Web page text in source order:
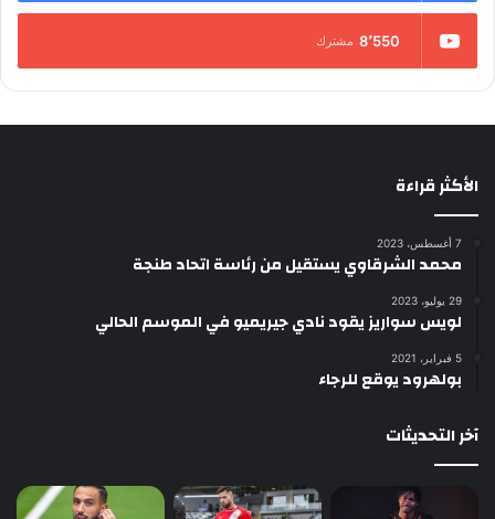
8٬550 مشترك
الأكثر قراءة
7 أغسطس، 2023
محمد الشرقاوي يستقيل من رئاسة اتحاد طنجة
29 يوليو، 2023
لويس سواريز يقود نادي جيريميو في الموسم الحالي
5 فبراير، 2021
بولهرود يوقع للرجاء
آخر التحديثات